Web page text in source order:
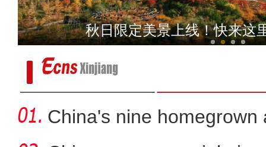
2023年新疆首趟香梨
秋日限定美景上线！快来这
China's nine homegrown